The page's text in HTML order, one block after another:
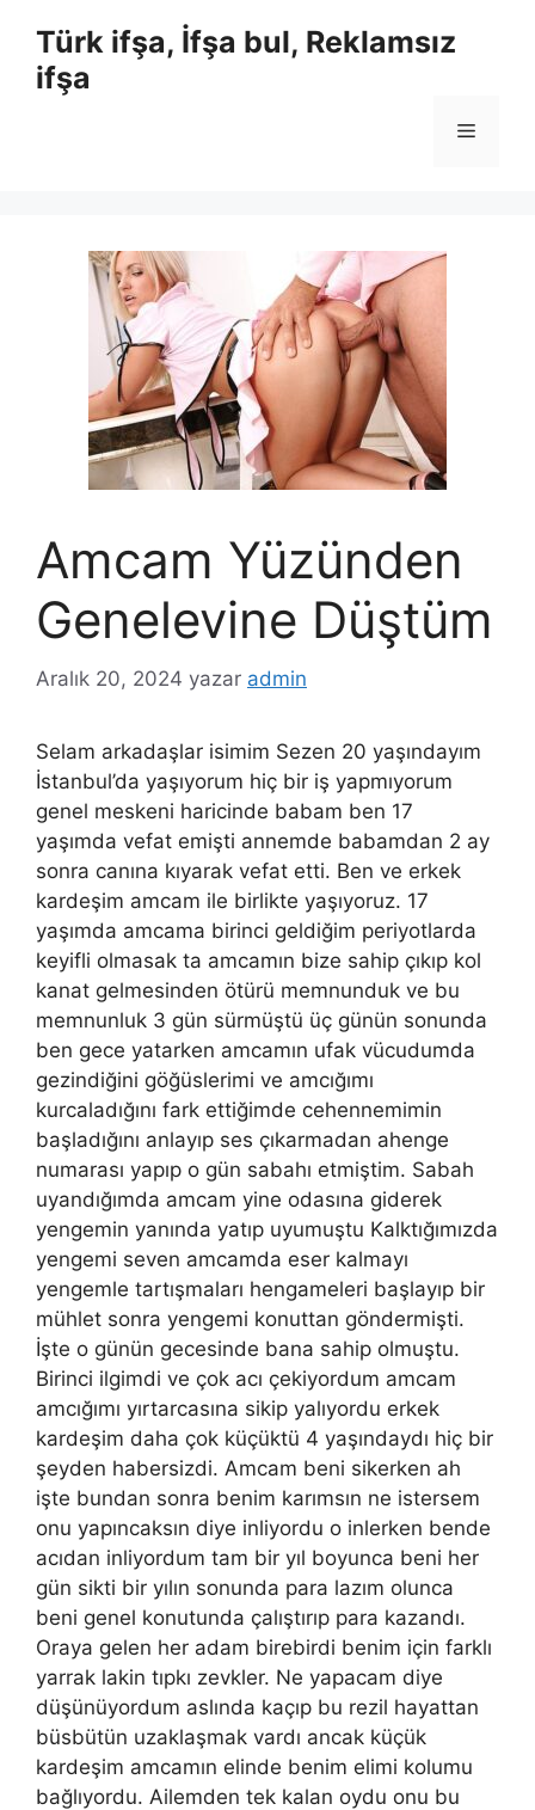
Türk ifşa, İfşa bul, Reklamsız
ifşa
Menü
Amcam Yüzünden
Genelevine Düştüm
Aralık 20, 2024 yazar admin
Selam arkadaşlar isimim Sezen 20 yaşındayım
İstanbul’da yaşıyorum hiç bir iş yapmıyorum
genel meskeni haricinde babam ben 17
yaşımda vefat emişti annemde babamdan 2 ay
sonra canına kıyarak vefat etti. Ben ve erkek
kardeşim amcam ile birlikte yaşıyoruz. 17
yaşımda amcama birinci geldiğim periyotlarda
keyifli olmasak ta amcamın bize sahip çıkıp kol
kanat gelmesinden ötürü memnunduk ve bu
memnunluk 3 gün sürmüştü üç günün sonunda
ben gece yatarken amcamın ufak vücudumda
gezindiğini göğüslerimi ve amcığımı
kurcaladığını fark ettiğimde cehennemimin
başladığını anlayıp ses çıkarmadan ahenge
numarası yapıp o gün sabahı etmiştim. Sabah
uyandığımda amcam yine odasına giderek
yengemin yanında yatıp uyumuştu Kalktığımızda
yengemi seven amcamda eser kalmayı
yengemle tartışmaları hengameleri başlayıp bir
mühlet sonra yengemi konuttan göndermişti.
İşte o günün gecesinde bana sahip olmuştu.
Birinci ilgimdi ve çok acı çekiyordum amcam
amcığımı yırtarcasına sikip yalıyordu erkek
kardeşim daha çok küçüktü 4 yaşındaydı hiç bir
şeyden habersizdi. Amcam beni sikerken ah
işte bundan sonra benim karımsın ne istersem
onu yapıncaksın diye inliyordu o inlerken bende
acıdan inliyordum tam bir yıl boyunca beni her
gün sikti bir yılın sonunda para lazım olunca
beni genel konutunda çalıştırıp para kazandı.
Oraya gelen her adam birebirdi benim için farklı
yarrak lakin tıpkı zevkler. Ne yapacam diye
düşünüyordum aslında kaçıp bu rezil hayattan
büsbütün uzaklaşmak vardı ancak küçük
kardeşim amcamın elinde benim elimi kolumu
bağlıyordu. Ailemden tek kalan oydu onu bu